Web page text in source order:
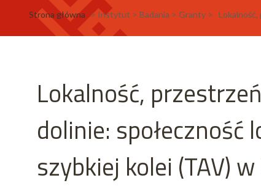
Strona główna > Instytut > Badania > Granty > Lokalność,
Lokalność,
dolinie: społeczność
szybkiej kolei (TAV)